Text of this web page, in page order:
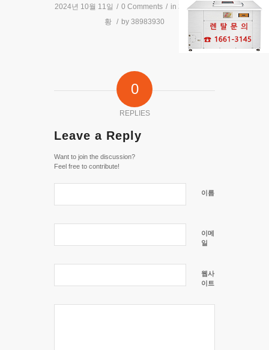
2024년 10월 11일 / 0 Comments / in 제품설치현
황 / by 38983930
0
REPLIES
Leave a Reply
Want to join the discussion?
Feel free to contribute!
이름
이메
일
웹사
이트